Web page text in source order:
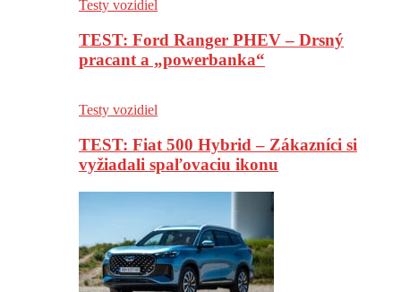
Testy vozidiel
TEST: Ford Ranger PHEV – Drsný
pracant a „powerbanka“
Testy vozidiel
TEST: Fiat 500 Hybrid – Zákazníci si
vyžiadali spaľovaciu ikonu